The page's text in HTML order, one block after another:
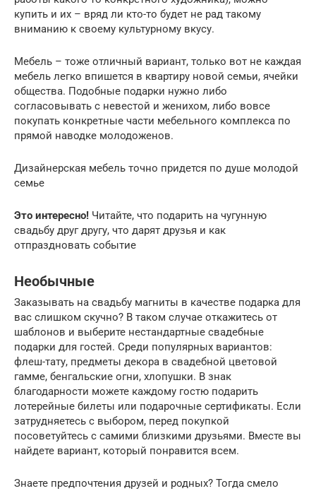
купить и их – вряд ли кто-то будет не рад такому
вниманию к своему культурному вкусу.
Мебель – тоже отличный вариант, только вот не каждая
мебель легко впишется в квартиру новой семьи, ячейки
общества. Подобные подарки нужно либо
согласовывать с невестой и женихом, либо вовсе
покупать конкретные части мебельного комплекса по
прямой наводке молодоженов.
Дизайнерская мебель точно придется по душе молодой
семье
Это интересно! Читайте, что подарить на чугунную
свадьбу друг другу, что дарят друзья и как
отпраздновать событие
Необычные
Заказывать на свадьбу магниты в качестве подарка для
вас слишком скучно? В таком случае откажитесь от
шаблонов и выберите нестандартные свадебные
подарки для гостей. Среди популярных вариантов:
флеш-тату, предметы декора в свадебной цветовой
гамме, бенгальские огни, хлопушки. В знак
благодарности можете каждому гостю подарить
лотерейные билеты или подарочные сертификаты. Если
затрудняетесь с выбором, перед покупкой
посоветуйтесь с самими близкими друзьями. Вместе вы
найдете вариант, который понравится всем.
Знаете предпочтения друзей и родных? Тогда смело